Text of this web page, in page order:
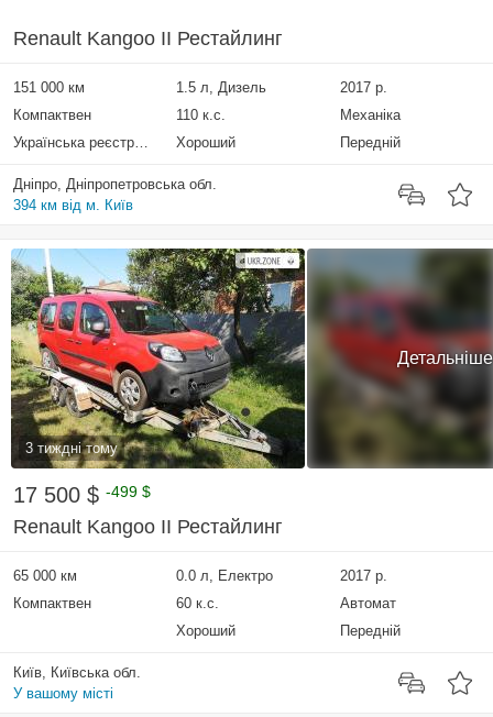
Renault Kangoo II Рестайлинг
151 000 км 1.5 л, Дизель
2017 р.
Компактвен
110 к.с.
Механіка
Українська реєстрація
Хороший Передній
Дніпро, Дніпропетровська обл.
394 км від м. Київ
3 тиждні тому
Детальніше
17 500 $ -499 $
Renault Kangoo II Рестайлинг
65 000 км 0.0 л, Електро
2017 р.
Компактвен
60 к.с.
Автомат
Хороший
Передній
Київ, Київська обл.
У вашому місті